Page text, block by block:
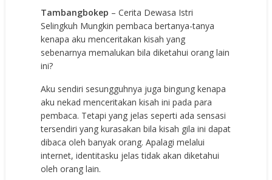
Tambangbokep – Cerita Dewasa Istri
Selingkuh Mungkin pembaca bertanya-tanya
kenapa aku menceritakan kisah yang
sebenarnya memalukan bila diketahui orang lain
ini?
Aku sendiri sesungguhnya juga bingung kenapa
aku nekad menceritakan kisah ini pada para
pembaca. Tetapi yang jelas seperti ada sensasi
tersendiri yang kurasakan bila kisah gila ini dapat
dibaca oleh banyak orang. Apalagi melalui
internet, identitasku jelas tidak akan diketahui
oleh orang lain.